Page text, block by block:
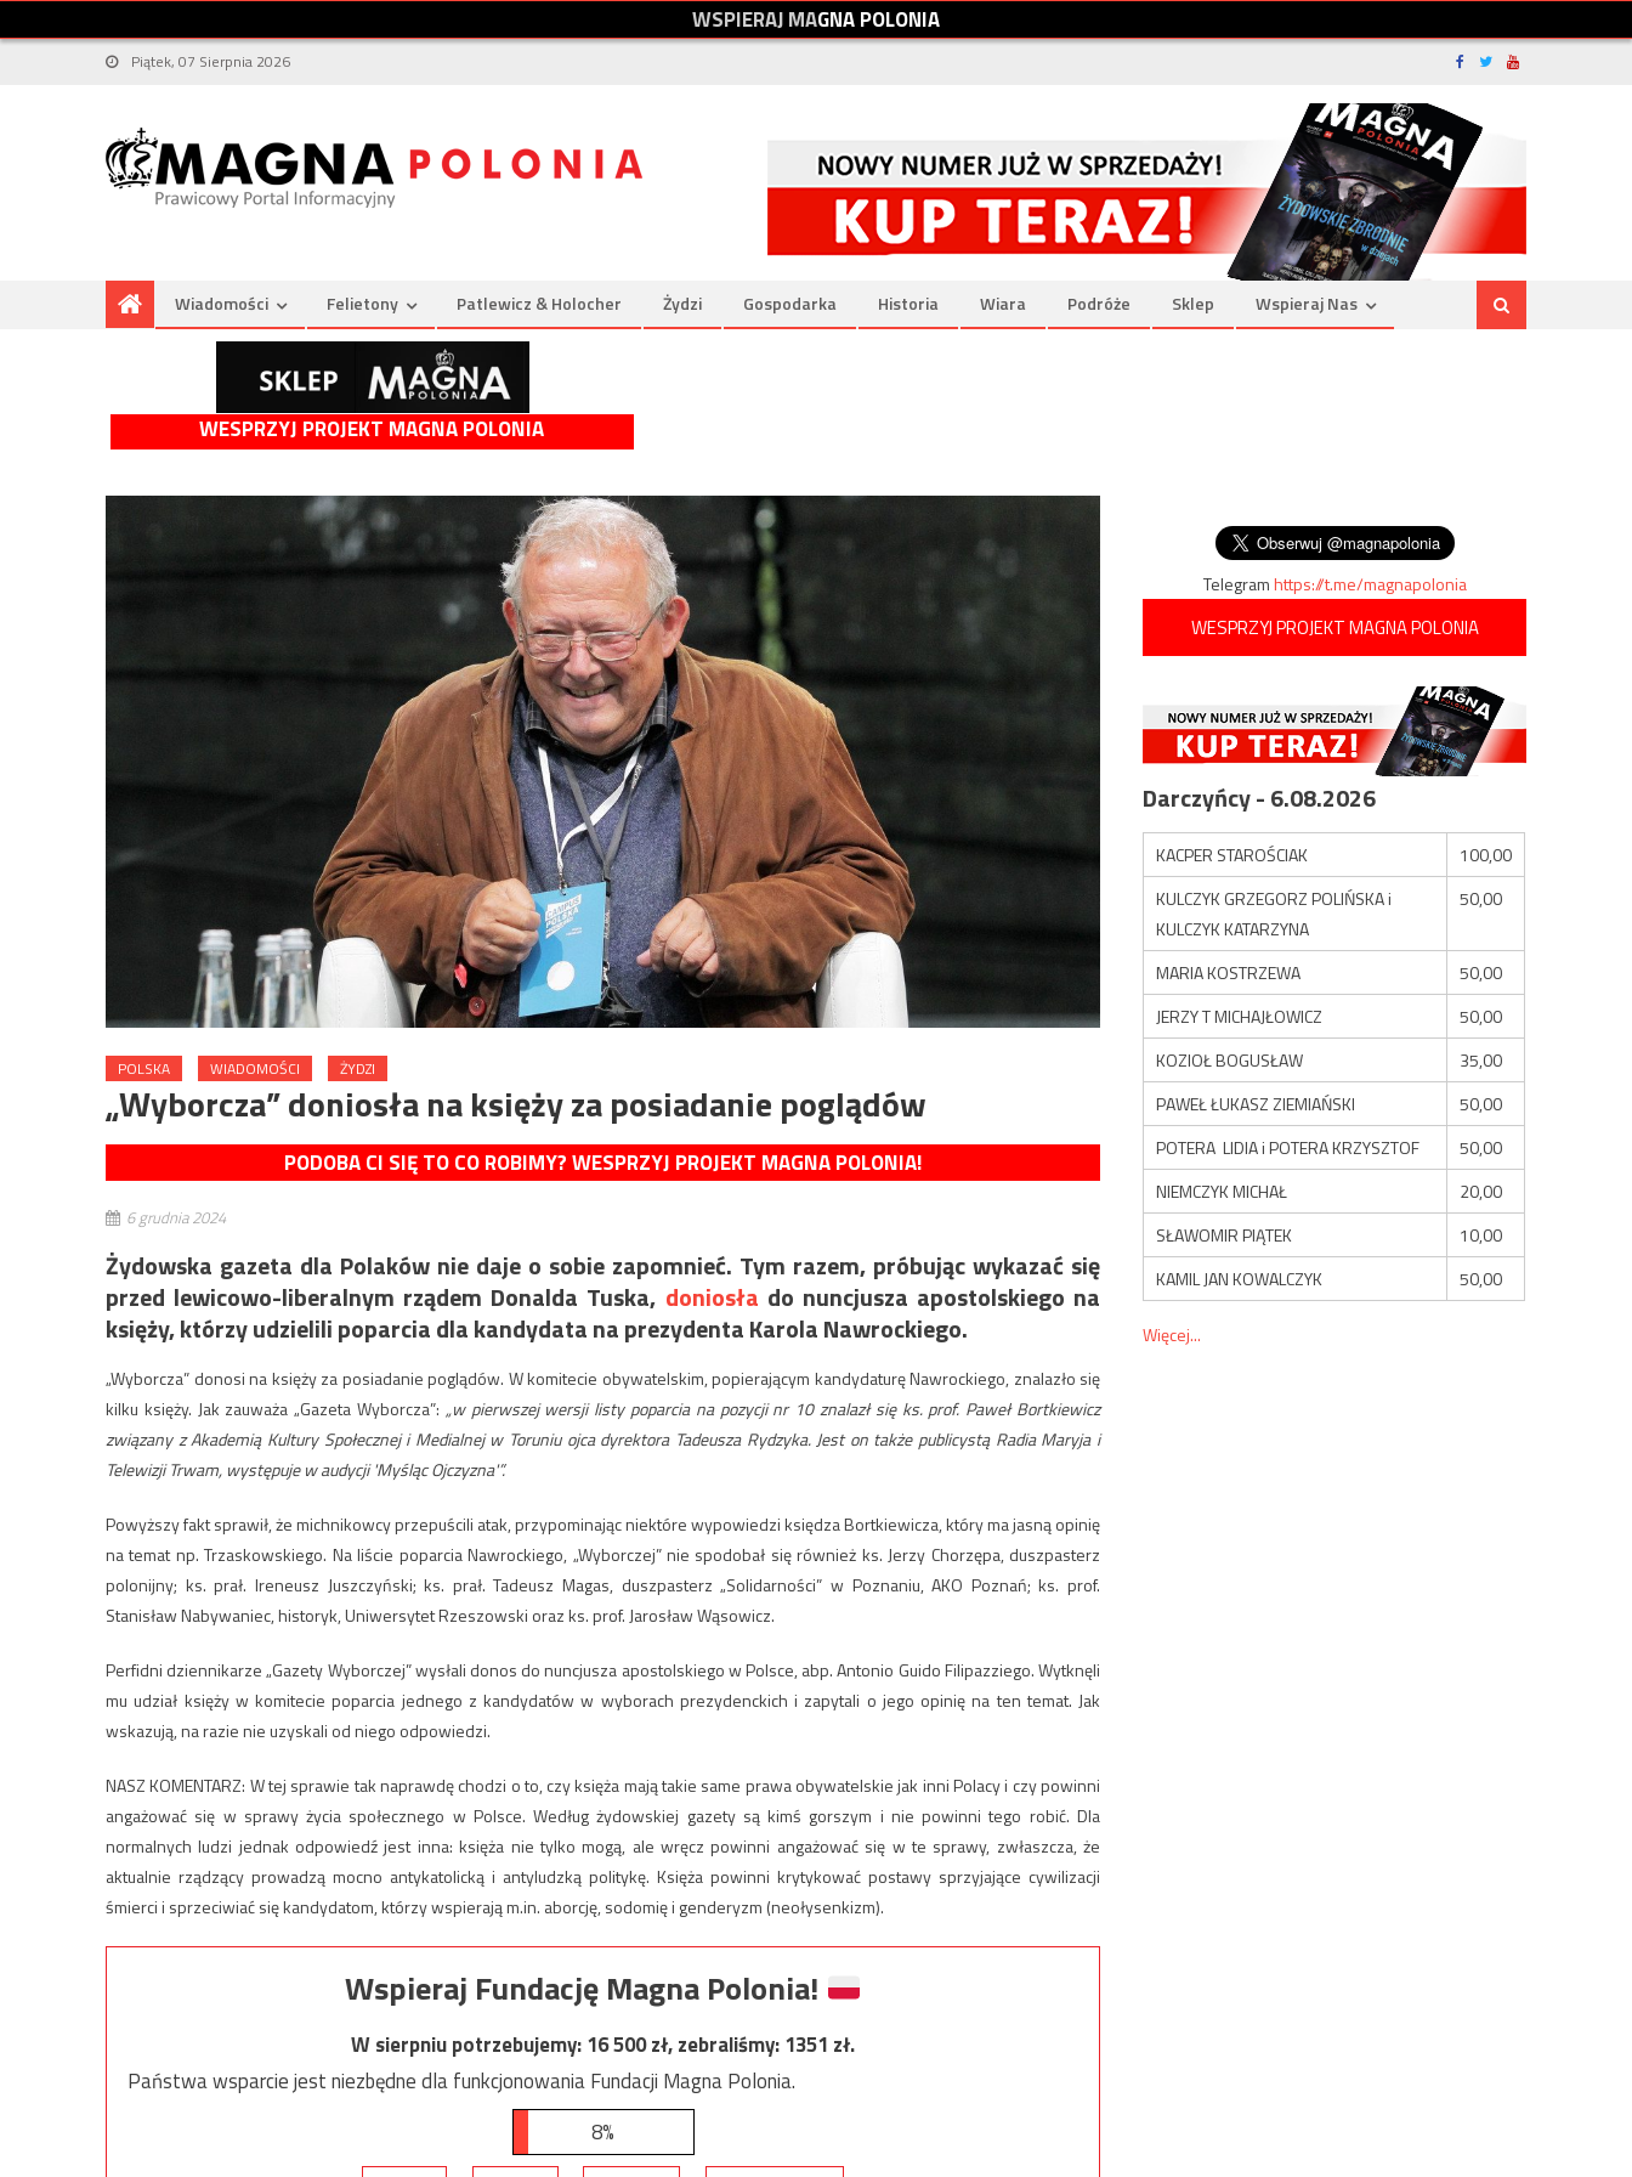
WSPIERAJMAGNAPOLONIA
Piątek, 07 Sierpnia 2026
Wiadomości Felietony Patlewicz & Holocher Żydzi Gospodarka Historia Wiara Podróże Sklep Wspieraj Nas
WESPRZYJ PROJEKT MAGNA POLONIA
POLSKA WIADOMOŚCI ŻYDZI
„Wyborcza” doniosła na księży za posiadanie poglądów
PODOBA CI SIĘ TO CO ROBIMY? WESPRZYJ PROJEKT MAGNA POLONIA!
6 grudnia 2024
Żydowska gazeta dla Polaków nie daje o sobie zapomnieć. Tym razem, próbując wykazać się
przed lewicowo-liberalnym rządem Donalda Tuska, doniosła do nuncjusza apostolskiego na
księży, którzy udzielili poparcia dla kandydata na prezydenta Karola Nawrockiego.
„Wyborcza” donosi na księży za posiadanie poglądów. W komitecie obywatelskim, popierającym kandydaturę Nawrockiego, znalazło się
kilku księży. Jak zauważa „Gazeta Wyborcza”: „w pierwszej wersji listy poparcia na pozycji nr 10 znalazł się ks. prof. Paweł Bortkiewicz
związany z Akademią Kultury Społecznej i Medialnej w Toruniu ojca dyrektora Tadeusza Rydzyka. Jest on także publicystą Radia Maryja i
Telewizji Trwam, występuje w audycji 'Myśląc Ojczyzna'”.
Powyższy fakt sprawił, że michnikowcy przepuścili atak, przypominając niektóre wypowiedzi księdza Bortkiewicza, który ma jasną opinię
na temat np. Trzaskowskiego. Na liście poparcia Nawrockiego, „Wyborczej” nie spodobał się również ks. Jerzy Chorzępa, duszpasterz
polonijny; ks. prał. Ireneusz Juszczyński; ks. prał. Tadeusz Magas, duszpasterz „Solidarności” w Poznaniu, AKO Poznań; ks. prof.
Stanisław Nabywaniec, historyk, Uniwersytet Rzeszowski oraz ks. prof. Jarosław Wąsowicz.
Perfidni dziennikarze „Gazety Wyborczej” wysłali donos do nuncjusza apostolskiego w Polsce, abp. Antonio Guido Filipazziego. Wytknęli
mu udział księży w komitecie poparcia jednego z kandydatów w wyborach prezydenckich i zapytali o jego opinię na ten temat. Jak
wskazują, na razie nie uzyskali od niego odpowiedzi.
NASZ KOMENTARZ: W tej sprawie tak naprawdę chodzi o to, czy księża mają takie same prawa obywatelskie jak inni Polacy i czy powinni
angażować się w sprawy życia społecznego w Polsce. Według żydowskiej gazety są kimś gorszym i nie powinni tego robić. Dla
normalnych ludzi jednak odpowiedź jest inna: księża nie tylko mogą, ale wręcz powinni angażować się w te sprawy, zwłaszcza, że
aktualnie rządzący prowadzą mocno antykatolicką i antyludzką politykę. Księża powinni krytykować postawy sprzyjające cywilizacji
śmierci i sprzeciwiać się kandydatom, którzy wspierają m.in. aborcję, sodomię i genderyzm (neołysenkizm).
Wspieraj Fundację Magna Polonia!
W sierpniu potrzebujemy:16 500zł, zebraliśmy:1351 zł.
Państwa wsparcie jest niezbędne dla funkcjonowania Fundacji Magna Polonia.
8%
Telegramhttps://t.me/magnapolonia
WESPRZYJ PROJEKT MAGNA POLONIA
Darczyńcy - 6.08.2026
KACPER STAROŚCIAK
100,00
KULCZYK GRZEGORZ POLIŃSKA i
KULCZYK KATARZYNA
50,00
MARIA KOSTRZEWA
50,00
JERZY T MICHAJŁOWICZ
50,00
KOZIOŁ BOGUSŁAW
35,00
PAWEŁ ŁUKASZ ZIEMIAŃSKI
50,00
POTERA LIDIA i POTERA KRZYSZTOF
50,00
NIEMCZYK MICHAŁ
20,00
SŁAWOMIR PIĄTEK
10,00
KAMIL JAN KOWALCZYK
50,00
Więcej...